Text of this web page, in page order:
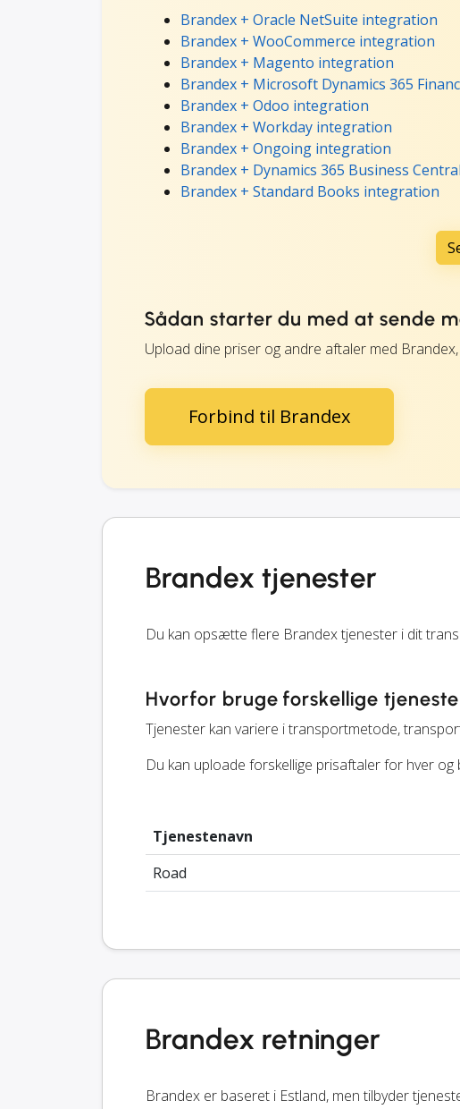
Brandex + Oracle NetSuite integration
Brandex + WooCommerce integration
Brandex + Magento integration
Brandex + Microsoft Dynamics 365
Brandex + Odoo integration
Brandex + Workday integration
Brandex + Ongoing integration
Brandex + Dynamics 365 Business
Brandex + Standard Books integration
Sådan starter du med at sende
Upload dine priser og andre aftaler med
Forbind til Brandex
Brandex tjenester
Du kan opsætte flere Brandex tjenester i dit
Hvorfor bruge forskellige
Tjenester kan variere i transportmetode,
Du kan uploade forskellige prisaftaler for hver og
Tjenestenavn
Road
Brandex retninger
Brandex er baseret i Estland, men tilbyder